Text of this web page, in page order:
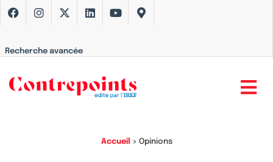
Recherche avancée
Accueil > Opinions